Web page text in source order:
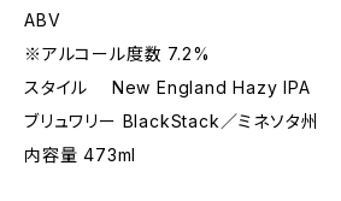
ABV
※アルコール度数 7.2%
スタイル New England Hazy IPA
ブリュワリー BlackStack／ミネソタ州
内容量 473ml